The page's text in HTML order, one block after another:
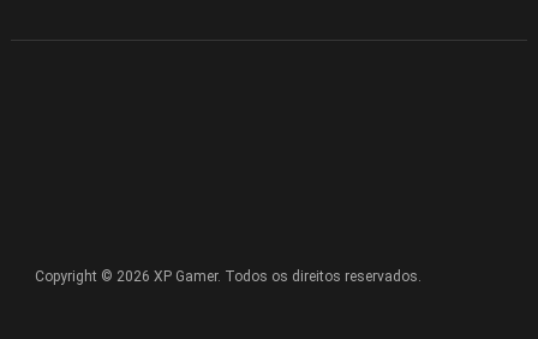
Copyright © 2026 XP Gamer. Todos os direitos reservados.